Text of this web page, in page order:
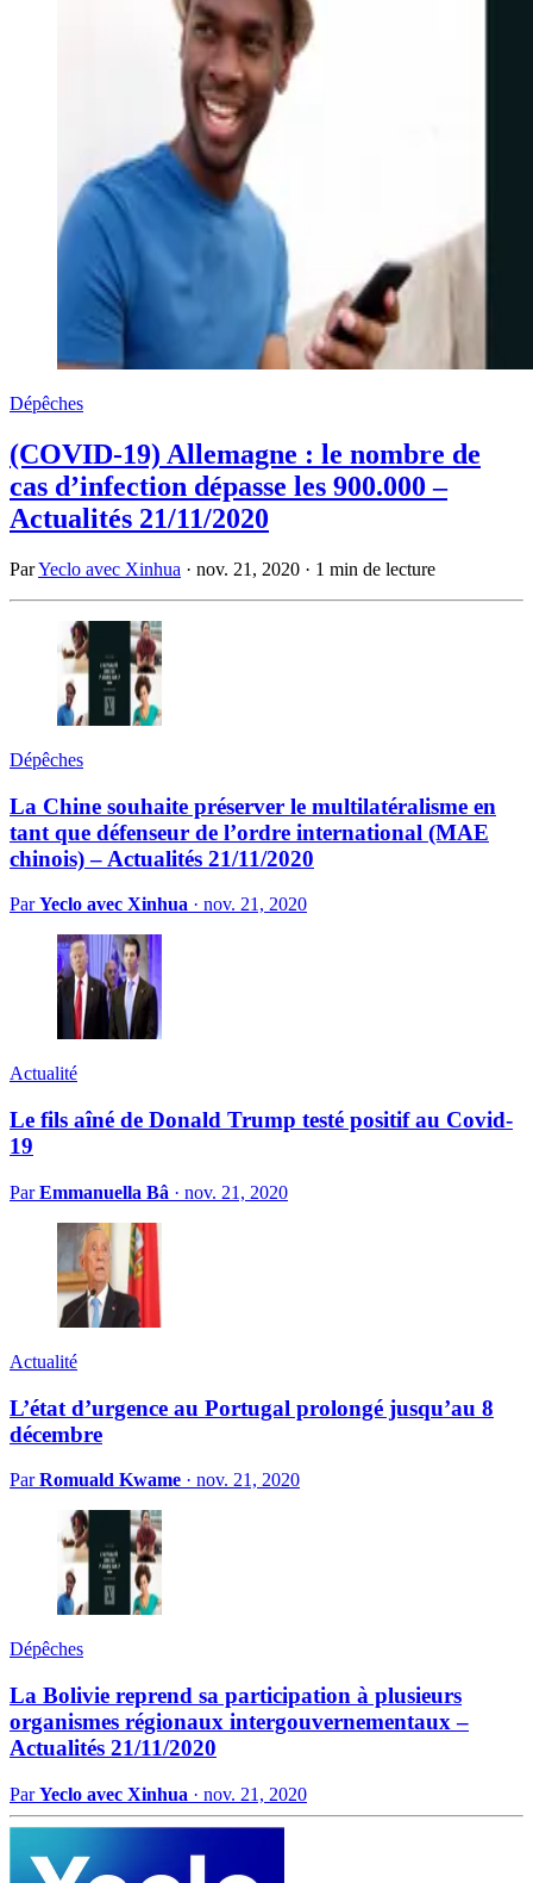
Dépêches
(COVID-19) Allemagne : le nombre de
cas d’infection dépasse les 900.000 –
Actualités 21/11/2020
ParYeclo avec Xinhua · nov. 21, 2020 · 1 min de lecture
Dépêches
La Chine souhaite préserver le multilatéralisme en
tant que défenseur de l’ordre international (MAE
chinois) – Actualités 21/11/2020
ParYeclo avec Xinhua · nov. 21, 2020
Actualité
Le fils aîné de Donald Trump testé positif au Covid-
19
ParEmmanuella Bâ · nov. 21, 2020
Actualité
L’état d’urgence au Portugal prolongé jusqu’au 8
décembre
ParRomuald Kwame · nov. 21, 2020
Dépêches
La Bolivie reprend sa participation à plusieurs
organismes régionaux intergouvernementaux –
Actualités 21/11/2020
ParYeclo avec Xinhua · nov. 21, 2020